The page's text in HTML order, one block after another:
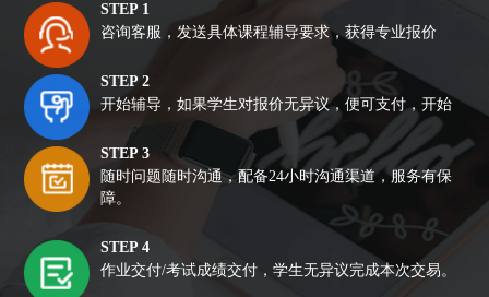
STEP 1
咨询客服，发送具体课程辅导要求，获得专业报价
STEP 2
开始辅导，如果学生对报价无异议，便可支付，开始
STEP 3
随时问题随时沟通，配备24小时沟通渠道，服务有保
障。
STEP 4
作业交付/考试成绩交付，学生无异议完成本次交易。